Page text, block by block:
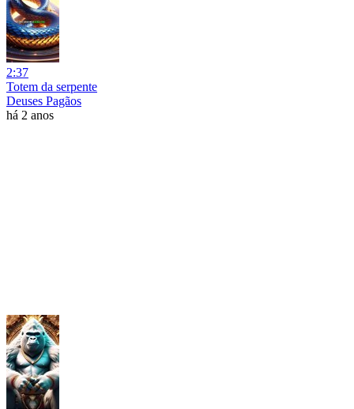
2:37
Totem da serpente
Deuses Pagãos
há 2 anos